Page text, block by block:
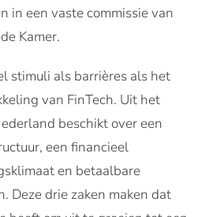
in een vaste commissie van
Kamer.
stimuli als barrières als het
van FinTech. Uit het
beschikt over een
een financieel
en betaalbare
Deze drie zaken maken dat